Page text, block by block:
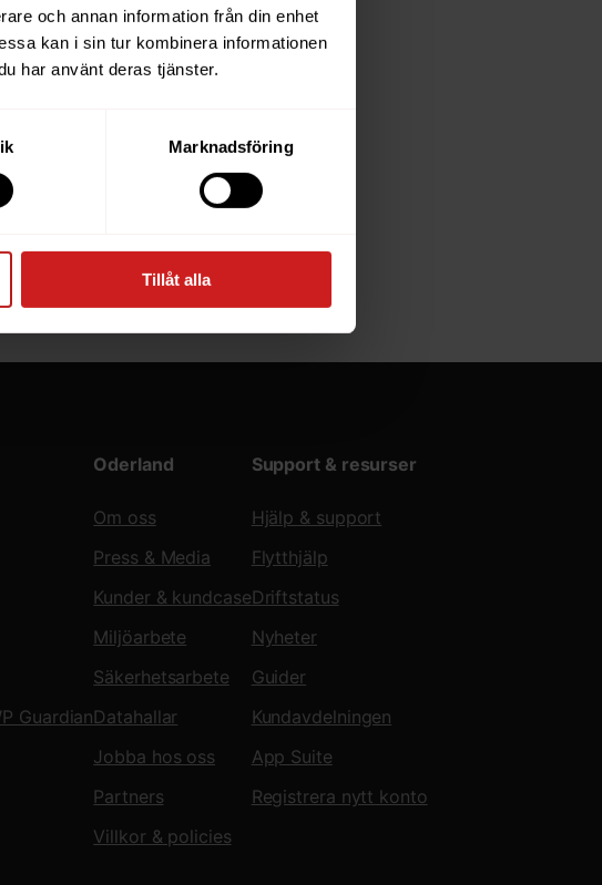
och annan information från din enhet
kan i sin tur kombinera informationen
har använt deras tjänster.
Marknadsföring
Tillåt alla
to
contact the
to be suspended.
Guardian
Oderland
Om oss
Press & Media
Kunder & kundcase
Miljöarbete
Säkerhetsarbete
Datahallar
Jobba hos oss
Partners
Villkor & policies
Support & resurser
Hjälp & support
Flytthjälp
Driftstatus
Nyheter
Guider
Kundavdelningen
App Suite
Registrera nytt konto